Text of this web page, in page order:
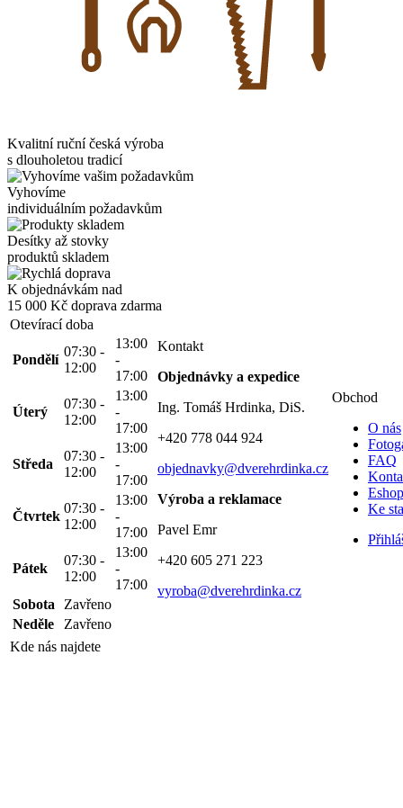
Kvalitní ruční česká výroba
s dlouholetou tradicí
Vyhovíme
individuálním požadavkům
Desítky až stovky
produktů skladem
K objednávkám nad
15 000 Kč doprava zdarma
Otevírací doba
Pondělí
07:30 -
12:00
13:00
-
17:00
Úterý
07:30 -
12:00
13:00
-
17:00
Středa
07:30 -
12:00
13:00
-
17:00
Čtvrtek
07:30 -
12:00
13:00
-
17:00
Pátek
07:30 -
12:00
13:00
-
17:00
Sobota
Zavřeno
Neděle
Zavřeno
Kontakt
Objednávky a expedice
Ing. Tomáš Hrdinka, DiS.
+420 778 044 924
objednavky@dverehrdinka.cz
Výroba a reklamace
Pavel Emr
+420 605 271 223
vyroba@dverehrdinka.cz
Obchod
O nás
FAQ
Eshop
Ke
Kde nás najdete